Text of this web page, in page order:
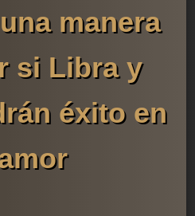
manera
si Libra y
éxito en